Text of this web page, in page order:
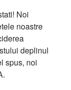
Noi
noastre
deplinul
spus, noi